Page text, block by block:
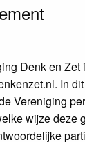
Denk en
In
Vereniging
wijze deze